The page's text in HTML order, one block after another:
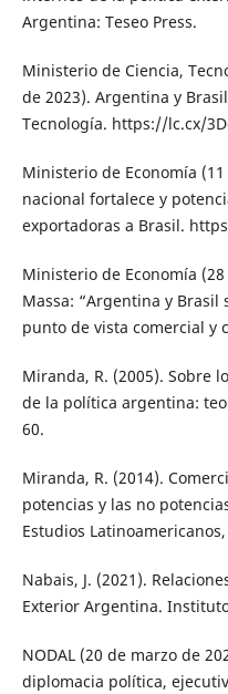
Argentina: Teseo Press.
Ministerio de Ciencia,
de 2023). Argentina y
Tecnología. https://lc.cx/
Ministerio de Economía
nacional fortalece y
exportadoras a Brasil.
Ministerio de Economía
Massa: “Argentina y
punto de vista comercial
Miranda, R. (2005). Sobre
de la política argentina:
60.
Miranda, R. (2014).
potencias y las no
Estudios
Nabais, J. (2021).
Exterior Argentina.
NODAL (20 de marzo de
diplomacia política,